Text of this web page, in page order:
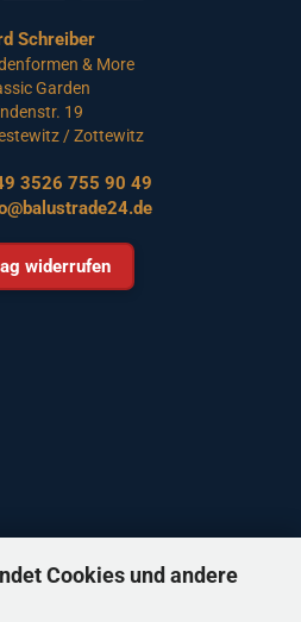
Cookies und andere
Schreiber
& More
Garden
19
/ Zottewitz
3526 755 90 49
widerrufen